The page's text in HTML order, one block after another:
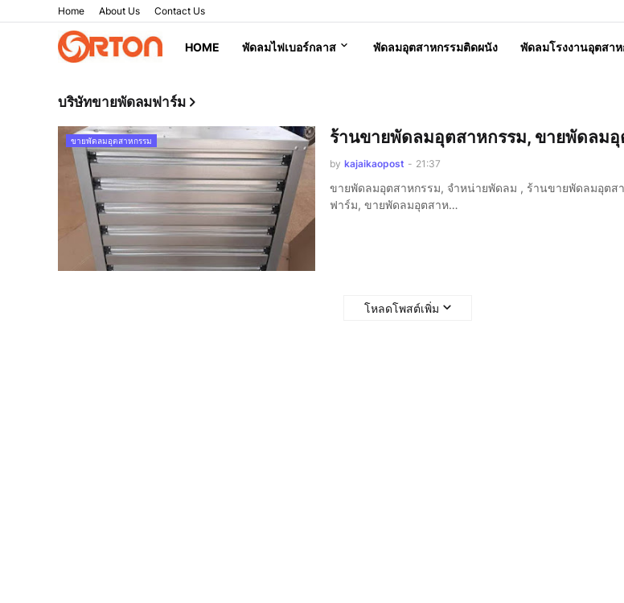
Home About Us Contact Us
HOME พัดลมไฟเบอร์กลาส พัดลมอุตสาหกรรมติดผนัง พัดลมโรงงานอุตสา
บริษัทขายพัดลมฟาร์ม
ขายพัดลมอุตสาหกรรม ร้านขายพัดลมอุตสาหกรรม, ขายพัดลม
by kajaikaopost - 21:37
ขายพัดลมอุตสาหกรรม, จำหน่ายพัดลม , ร้านขายพัดลมอุตส
ฟาร์ม, ขายพัดลมอุตสาห…
โหลดโพสต์เพิ่ม